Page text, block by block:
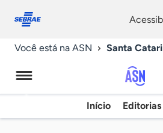
conosco
Você está na ASN Santa
Início Editorias